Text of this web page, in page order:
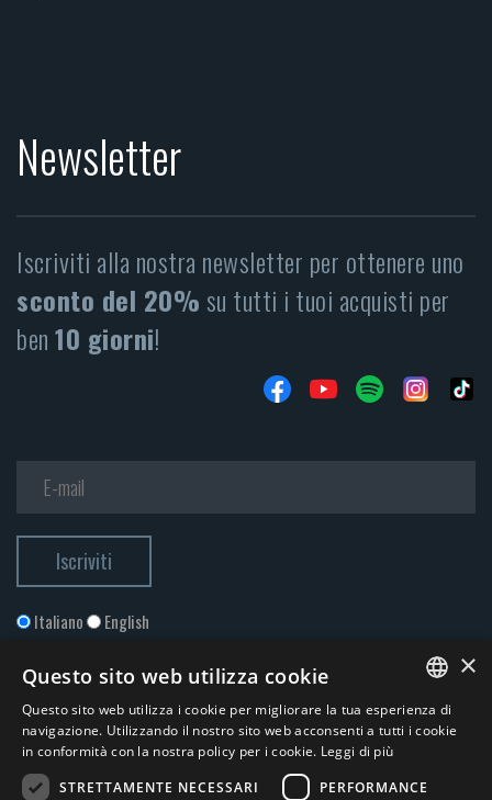
Newsletter
Iscriviti alla nostra newsletter per ottenere uno
sconto del 20%su tutti i tuoi acquisti per
ben10 giorni!
Italiano English
ITALIAN
×
Questo sito web utilizza cookie
Questo sito web utilizza i cookie per migliorare la tua esperienza di
navigazione. Utilizzando il nostro sito web acconsenti a tutti i cookie
in conformità con la nostra policy per i cookie. Leggi di più
STRETTAMENTE NECESSARI
PERFORMANCE